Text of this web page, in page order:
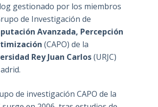
gestionado por los miembros
de Investigación de
Avanzada, Percepción
(CAPO) de la
Rey Juan Carlos(URJC)
de investigación CAPO de la